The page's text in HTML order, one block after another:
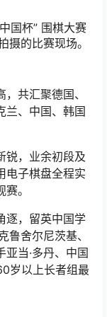
国杯” 围棋大赛
的比赛现场。
共汇聚德国、
兰、中国、韩国
，业余初段及
电子棋盘全程实
。
，留英中国学
鲁舍尔尼茨基、
当·多丹、中国
岁以上长者组最